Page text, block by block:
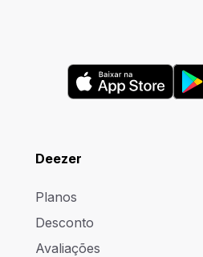
Deezer
Planos
Desconto
Avaliações